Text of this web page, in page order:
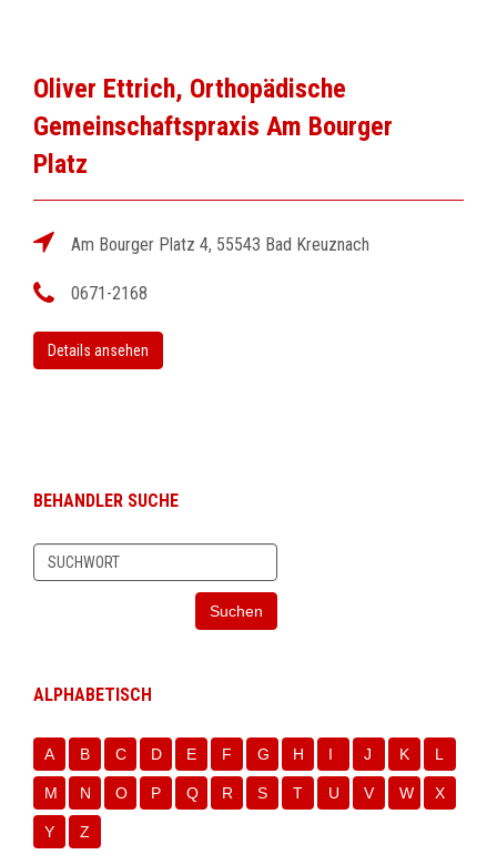
Oliver Ettrich, Orthopädische
Gemeinschaftspraxis Am Bourger
Platz
Am Bourger Platz 4, 55543 Bad Kreuznach
0671-2168
Details ansehen
BEHANDLER SUCHE
Suchen
ALPHABETISCH
A B C D E F G H I J K L
M N O P Q R S T U V W X
Y Z